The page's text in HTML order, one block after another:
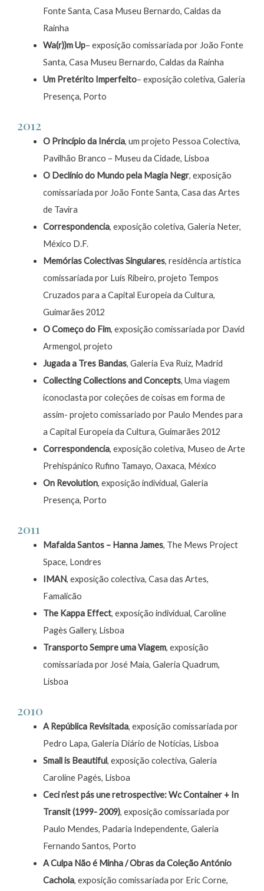
Fonte Santa, Casa Museu Bernardo, Caldas da
Rainha
Wa(r))m Up– exposição comissariada por João Fonte
Santa, Casa Museu Bernardo, Caldas da Rainha
Um Pretérito Imperfeito– exposição coletiva, Galeria
Presença, Porto
2012
O Princípio da Inércia, um projeto Pessoa Colectiva,
Pavilhão Branco – Museu da Cidade, Lisboa
O Declínio do Mundo pela Magia Negr, exposição
comissariada por João Fonte Santa, Casa das Artes
de Tavira
Correspondencia, exposição coletiva, Galeria Neter,
México D.F.
Memórias Colectivas Singulares, residência artística
comissariada por Luís Ribeiro, projeto Tempos
Cruzados para a Capital Europeia da Cultura,
Guimarães 2012
O Começo do Fim, exposição comissariada por David
Armengol, projeto
Jugada a Tres Bandas, Galeria Eva Ruiz, Madrid
Collecting Collections and Concepts, Uma viagem
iconoclasta por coleções de coisas em forma de
assim- projeto comissariado por Paulo Mendes para
a Capital Europeia da Cultura, Guimarães 2012
Correspondencia, exposição coletiva, Museo de Arte
Prehispánico Rufino Tamayo, Oaxaca, México
On Revolution, exposição individual, Galeria
Presença, Porto
2011
Mafalda Santos – Hanna James, The Mews Project
Space, Londres
IMAN, exposição colectiva, Casa das Artes,
Famalicão
The Kappa Effect, exposição individual, Caroline
Pagès Gallery, Lisboa
Transporto Sempre uma Viagem, exposição
comissariada por José Maia, Galeria Quadrum,
Lisboa
2010
A República Revisitada, exposição comissariada por
Pedro Lapa, Galeria Diário de Notícias, Lisboa
Small is Beautiful, exposição colectiva, Galeria
Caroline Pagés, Lisboa
Ceci n’est pás une retrospective: Wc Container + In
Transit (1999- 2009), exposição comissariada por
Paulo Mendes, Padaria Independente, Galeria
Fernando Santos, Porto
A Culpa Não é Minha / Obras da Coleção António
Cachola, exposição comissariada por Eric Corne,